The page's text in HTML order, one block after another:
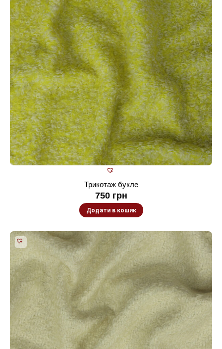
Трикотаж букле
750 грн
Додати в кошик